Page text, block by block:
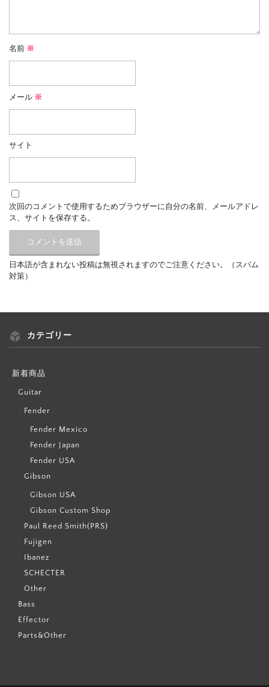
名前 ※
メール ※
サイト
次回のコメントで使用するためブラウザーに自分の名前、メールアドレ
ス、サイトを保存する。
日本語が含まれない投稿は無視されますのでご注意ください。（スパム
対策）
カテゴリー
新着商品
Guitar
Fender
Fender Mexico
Fender Japan
Fender USA
Gibson
Gibson USA
Gibson Custom Shop
Paul Reed Smith(PRS)
Fujigen
Ibanez
SCHECTER
Other
Bass
Effector
Parts&Other